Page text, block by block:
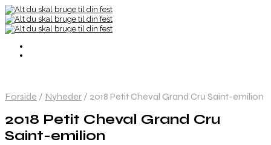
Forside / Nyheder / 2018 Petit Cheval Grand Cru Saint-emilion
2018 Petit Cheval Grand Cru
Saint-emilion